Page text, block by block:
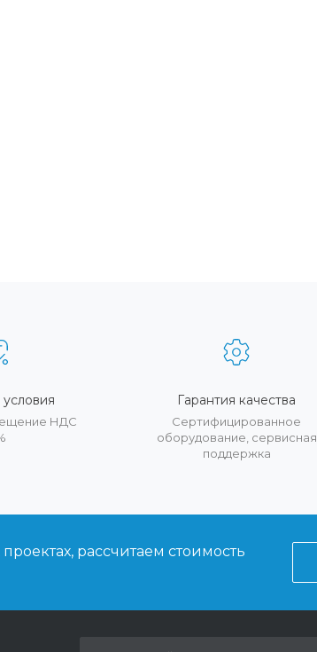
НДС
Гарантия качества
Сертифицированное
оборудование, сервисная
поддержка
рассчитаем стоимость